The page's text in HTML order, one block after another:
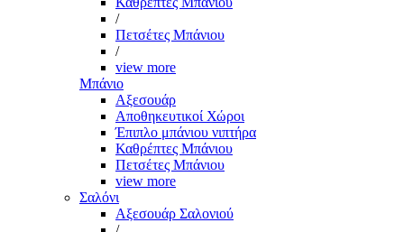
/
Πετσέτες Μπάνιου
/
view more
Μπάνιο
Αξεσουάρ
Αποθηκευτικοί Χώροι
Έπιπλο μπάνιου νιπτήρα
Καθρέπτες Μπάνιου
Πετσέτες Μπάνιου
view more
Σαλόνι
Αξεσουάρ Σαλονιού